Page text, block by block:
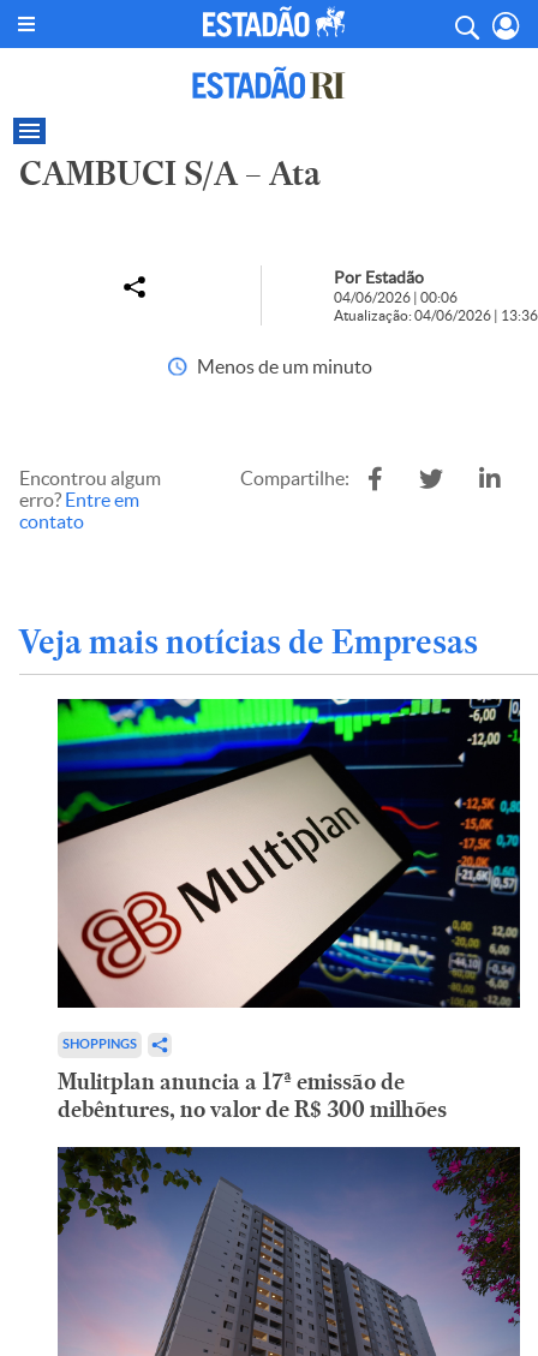
CAMBUCI S/A – Ata
Por Estadão
04/06/2026 | 00:06
Atualização: 04/06/2026 | 13:36
Menos de um minuto
Encontrou algum
erro? Entre em
contato
Compartilhe:
Veja mais notícias de Empresas
SHOPPINGS
Mulitplan anuncia a 17ª emissão de
debêntures, no valor de R$ 300 milhões